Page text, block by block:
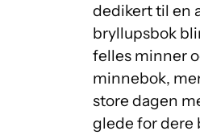
dedikert til en
bryllupsbok
felles minner
minnebok,
store dagen
glede for dere